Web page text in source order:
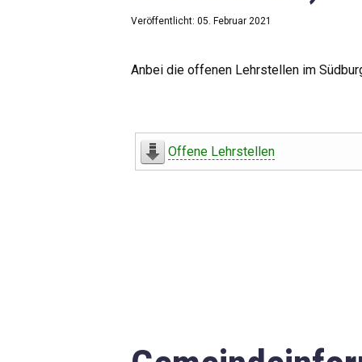
Veröffentlicht: 05. Februar 2021
Anbei die offenen Lehrstellen im
Offene Lehrstellen